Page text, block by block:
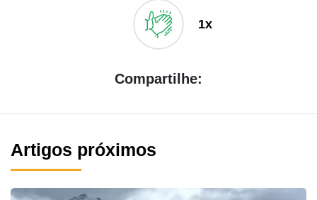
1x
Compartilhe:
Artigos próximos